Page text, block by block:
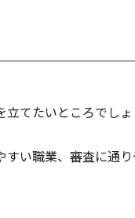
てたいところでしょ
い職業、審査に通